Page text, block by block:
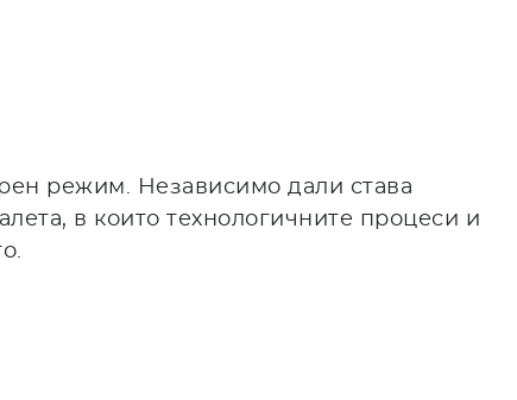
режим. Независимо дали става
в които технологичните процеси и